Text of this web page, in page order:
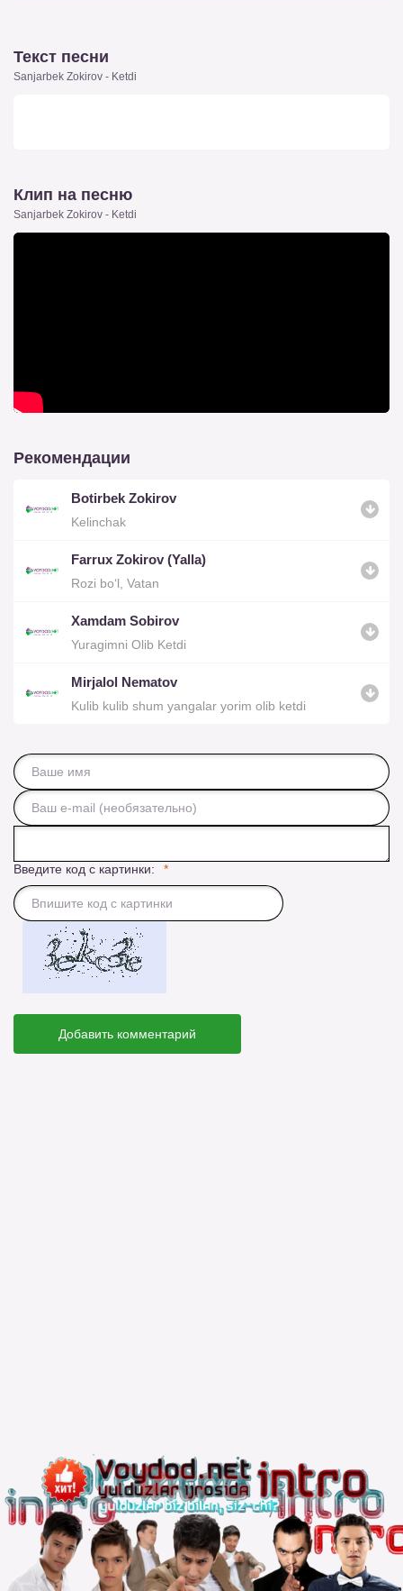
Текст песни
Sanjarbek Zokirov - Ketdi
Клип на песню
Sanjarbek Zokirov - Ketdi
Рекомендации
Botirbek Zokirov
Kelinchak
Farrux Zokirov (Yalla)
Rozi bo‘l, Vatan
Xamdam Sobirov
Yuragimni Olib Ketdi
Mirjalol Nematov
Kulib kulib shum yangalar yorim olib ketdi
Введите код с картинки:
Добавить комментарий